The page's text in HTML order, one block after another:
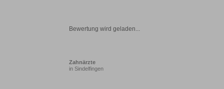
Bewertung wird geladen...
Zahnärzte
in Sindelfingen